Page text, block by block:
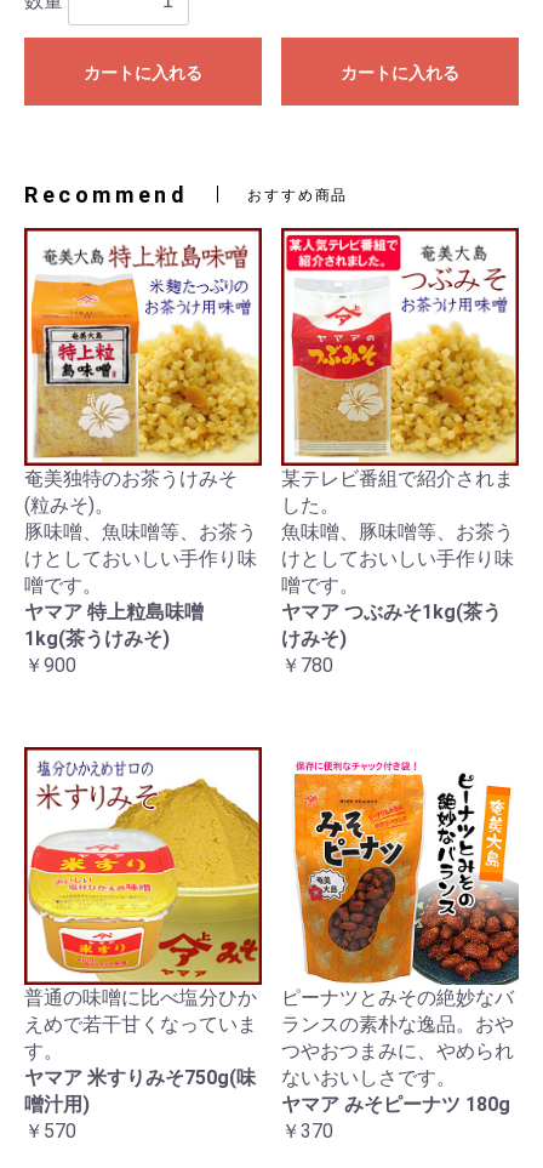
カートに入れる カートに入れる
Recommend おすすめ商品
奄美独特のお茶うけみそ
(粒みそ)。
豚味噌、魚味噌等、お茶う
けとしておいしい手作り味
噌です。
ヤマア 特上粒島味噌
1kg(茶うけみそ)
￥900
某テレビ番組で紹介されま
した。
魚味噌、豚味噌等、お茶う
けとしておいしい手作り味
噌です。
ヤマア つぶみそ1kg(茶う
けみそ)
￥780
普通の味噌に比べ塩分ひか
えめで若干甘くなっていま
す。
ヤマア 米すりみそ750g(味
噌汁用)
￥570
ピーナツとみその絶妙なバ
ランスの素朴な逸品。おや
つやおつまみに、やめられ
ないおいしさです。
ヤマア みそピーナツ 180g
￥370